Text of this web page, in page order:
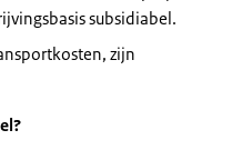
subsidiabel.
zijn